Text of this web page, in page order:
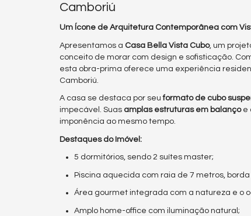
Camboriú
Um Ícone de Arquitetura Contemporânea com
Apresentamos a Casa Bella Vista Cubo, um
conceito de morar com design e sofisticação.
esta obra-prima oferece uma experiência
Camboriú.
A casa se destaca por seuformato de cubo
impecável. Suas amplas estruturas em balançoe
imponência ao mesmo tempo.
Destaques do Imóvel:
5 dormitórios, sendo 2 suítes master;
Piscina aquecida com raia de 7 metros,
Área gourmet integrada com a natureza e o
Amplo home-office com iluminação natural;